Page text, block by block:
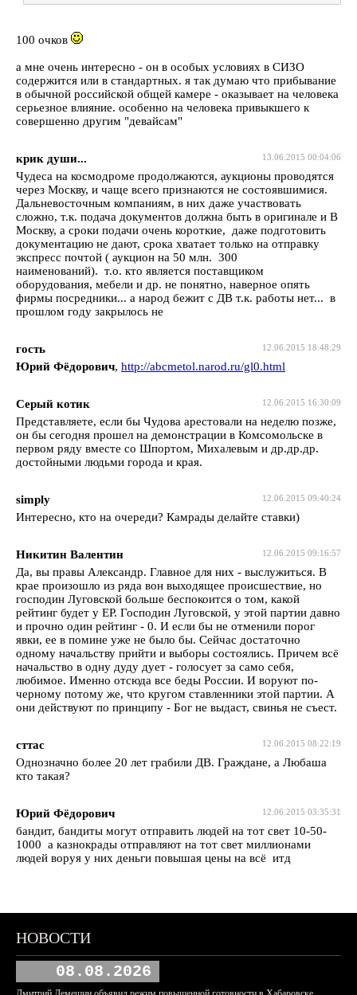
100 очков
а мне очень интересно - он в особых условиях в СИЗО
содержится или в стандартных. я так думаю что прибывание
в обычной российской общей камере - оказывает на человека
серьезное влияние. особенно на человека привыкшего к
совершенно другим "девайсам"
13.06.2015 00:04:06
крик души...
Чудеса на космодроме продолжаются, аукционы проводятся
через Москву, и чаще всего признаются не состоявшимися.
Дальневосточным компаниям, в них даже участвовать
сложно, т.к. подача документов должна быть в оригинале и В
Москву, а сроки подачи очень короткие, даже подготовить
документацию не дают, срока хватает только на отправку
экспресс почтой ( аукцион на 50 млн. 300
наименований). т.о. кто является поставщиком
оборудования, мебели и др. не понятно, наверное опять
фирмы посредники... а народ бежит с ДВ т.к. работы нет... в
прошлом году закрылось не
12.06.2015 18:48:29
гость
Юрий Фёдорович, http://abcmetol.narod.ru/gl0.html
12.06.2015 16:30:09
Серый котик
Представляете, если бы Чудова арестовали на неделю позже,
он бы сегодня прошел на демонстрации в Комсомольске в
первом ряду вместе со Шпортом, Михалевым и др.др.др.
достойными людьми города и края.
12.06.2015 09:40:24
simply
Интересно, кто на очереди? Камрады делайте ставки)
12.06.2015 09:16:57
Никитин Валентин
Да, вы правы Александр. Главное для них - выслужиться. В
крае произошло из ряда вон выходящее происшествие, но
господин Луговской больше беспокоится о том, какой
рейтинг будет у ЕР. Господин Луговской, у этой партии давно
и прочно один рейтинг - 0. И если бы не отменили порог
явки, ее в помине уже не было бы. Сейчас достаточно
одному начальству прийти и выборы состоялись. Причем всё
начальство в одну дуду дует - голосует за само себя,
любимое. Именно отсюда все беды России. И воруют по-
черному потому же, что кругом ставленники этой партии. А
они действуют по принципу - Бог не выдаст, свинья не съест.
12.06.2015 08:22:19
сттас
Однозначно более 20 лет грабили ДВ. Граждане, а Любаша
кто такая?
12.06.2015 03:35:31
Юрий Фёдорович
бандит, бандиты могут отправить людей на тот свет 10-50-
1000 а казнокрады отправляют на тот свет миллионами
людей воруя у них деньги повышая цены на всё итд
НОВОСТИ
08.08.2026